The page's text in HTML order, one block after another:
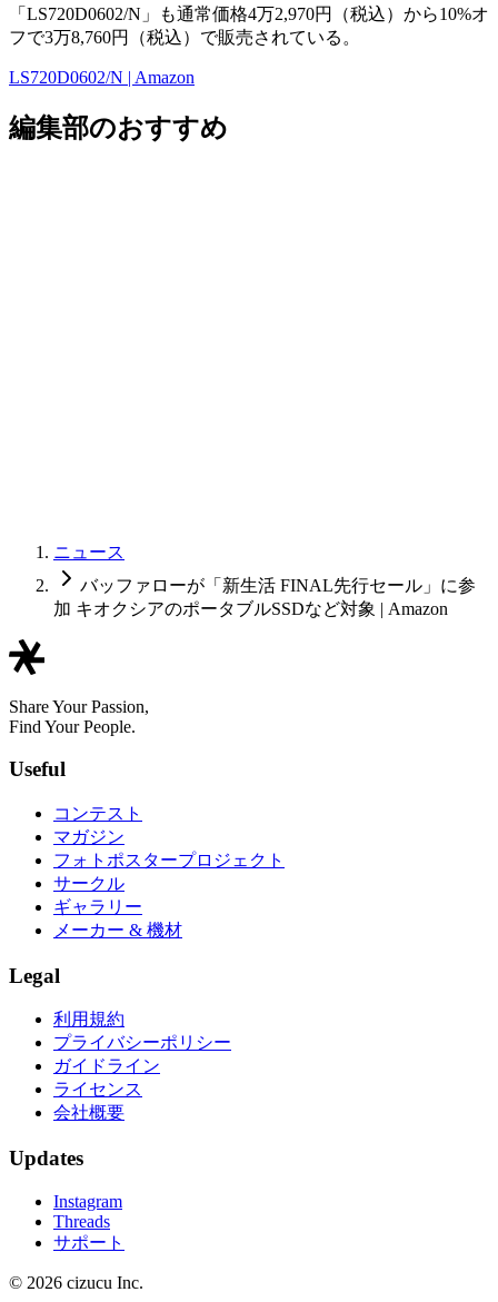
「LS720D0602/N」も通常価格4万2,970円（税込）から10%オ
フで3万8,760円（税込）で販売されている。
LS720D0602/N | Amazon
編集部のおすすめ
ニュース
バッファローが「新生活 FINAL先行セール」に参
加 キオクシアのポータブルSSDなど対象 | Amazon
Share Your Passion,
Find Your People.
Useful
コンテスト
マガジン
フォトポスタープロジェクト
サークル
ギャラリー
メーカー & 機材
Legal
利用規約
プライバシーポリシー
ガイドライン
ライセンス
会社概要
Updates
Instagram
Threads
サポート
© 2026 cizucu Inc.